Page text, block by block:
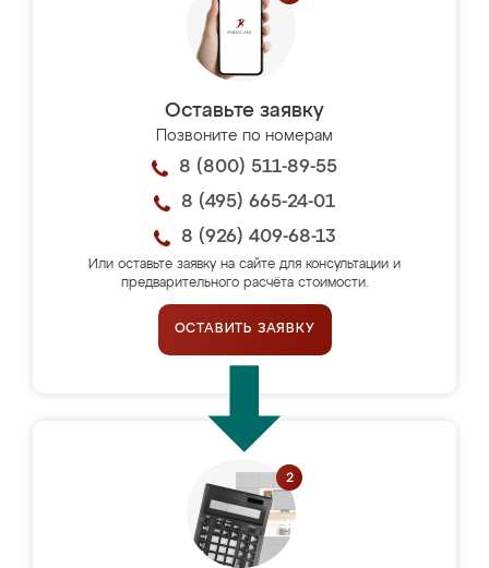
Оставьте заявку
Позвоните по номерам
8 (800) 511-89-55
8 (495) 665-24-01
8 (926) 409-68-13
Или оставьте заявку на сайте для консультации и
предварительного расчёта стоимости.
ОСТАВИТЬ ЗАЯВКУ